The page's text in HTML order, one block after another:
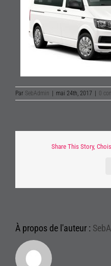
Par SebAdmin mai 24th, 2017 0
Share This Story,
À propos de l'auteur :